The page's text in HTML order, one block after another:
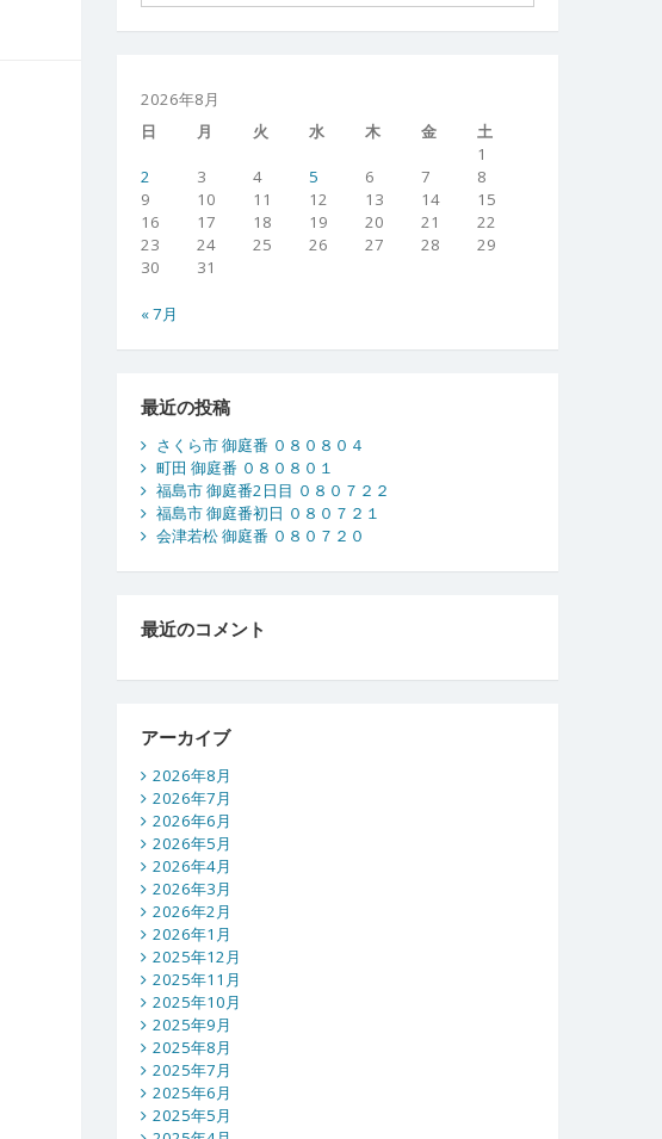
2026年8月
日
月 火 水 木 金
土
1
2
3 4 5 6 7
8
9
10 11 12 13 14
15
16
17 18 19 20 21
22
23
24 25 26 27 28
29
30
31
« 7月
最近の投稿
さくら市 御庭番 ０８０８０４
町田 御庭番 ０８０８０１
福島市 御庭番2日目 ０８０７２２
福島市 御庭番初日 ０８０７２１
会津若松 御庭番 ０８０７２０
最近のコメント
アーカイブ
2026年8月
2026年7月
2026年6月
2026年5月
2026年4月
2026年3月
2026年2月
2026年1月
2025年12月
2025年11月
2025年10月
2025年9月
2025年8月
2025年7月
2025年6月
2025年5月